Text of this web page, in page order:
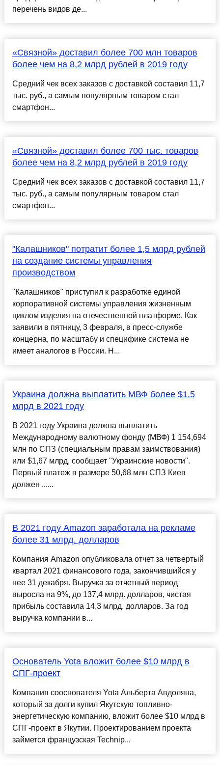
перечень видов де...
«Связной» доставил более 700 млн товаров
более чем на 8,2 млрд рублей в 2019 году
Средний чек всех заказов с доставкой составил 11,7
тыс. руб., а самым популярным товаром стал
смартфон...
«Связной» доставил более 700 тыс. товаров
более чем на 8,2 млрд рублей в 2019 году
Средний чек всех заказов с доставкой составил 11,7
тыс. руб., а самым популярным товаром стал
смартфон...
"Калашников" потратит более 1,5 млрд рублей
на создание системы управления
производством
"Калашников" приступил к разработке единой
корпоративной системы управления жизненным
циклом изделия на отечественной платформе. Как
заявили в пятницу, 3 февраля, в пресс-службе
концерна, по масштабу и специфике система не
имеет аналогов в России. Н...
Украина должна выплатить МВФ более $1,5
млрд в 2021 году
В 2021 году Украина должна выплатить
Международному валютному фонду (МВФ) 1 154,694
млн по СПЗ (специальным правам заимствования)
или $1,67 млрд, сообщает "Украинские новости".
Первый платеж в размере 50,68 млн СПЗ Киев
должен ......
В 2021 году Amazon заработала на рекламе
более 31 млрд. долларов
Компания Amazon опубликовала отчет за четвертый
квартал 2021 финансового года, закончившийся у
нее 31 декабря. Выручка за отчетный период
выросла на 9%, до 137,4 млрд. долларов, чистая
прибыль составила 14,3 млрд. долларов. За год
выручка компании в...
Основатель Yota вложит более $10 млрд в
СПГ-проект
Компания сооснователя Yota Альберта Авдоляна,
который за долги купил Якутскую топливно-
энергетическую компанию, вложит более $10 млрд в
СПГ-проект в Якутии. Проектированием проекта
займется французская Technip...